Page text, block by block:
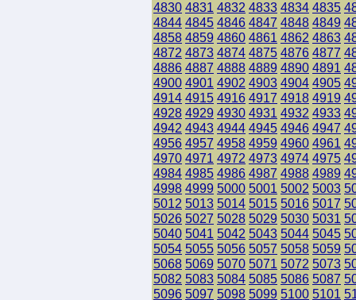
4830 4831 4832 4833 4834 4835
4844 4845 4846 4847 4848 4849
4858 4859 4860 4861 4862 4863
4872 4873 4874 4875 4876 4877
4886 4887 4888 4889 4890 4891
4900 4901 4902 4903 4904 4905
4914 4915 4916 4917 4918 4919
4928 4929 4930 4931 4932 4933
4942 4943 4944 4945 4946 4947
4956 4957 4958 4959 4960 4961
4970 4971 4972 4973 4974 4975
4984 4985 4986 4987 4988 4989
4998 4999 5000 5001 5002 5003
5012 5013 5014 5015 5016 5017
5026 5027 5028 5029 5030 5031
5040 5041 5042 5043 5044 5045
5054 5055 5056 5057 5058 5059
5068 5069 5070 5071 5072 5073
5082 5083 5084 5085 5086 5087
5096 5097 5098 5099 5100 5101